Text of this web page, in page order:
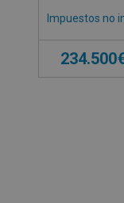
Impuestos no